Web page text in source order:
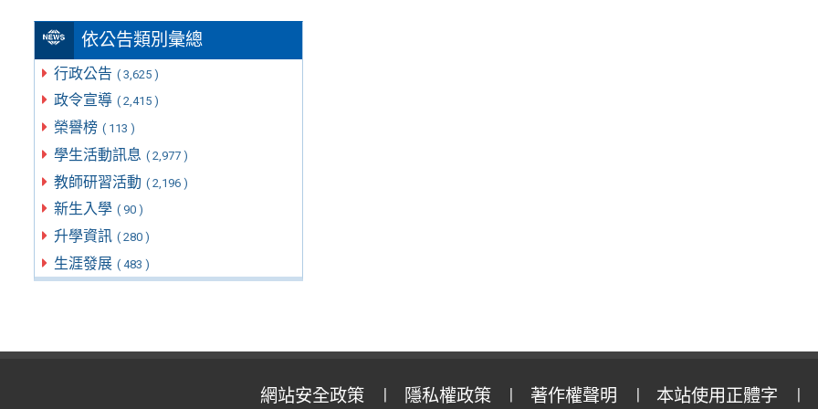
依公告類別彙總
行政公告 ( 3,625 )
政令宣導 ( 2,415 )
榮譽榜 ( 113 )
學生活動訊息 ( 2,977 )
教師研習活動 ( 2,196 )
新生入學 ( 90 )
升學資訊 ( 280 )
生涯發展 ( 483 )
網站安全政策 隱私權政策 著作權聲明 本站使用正體字